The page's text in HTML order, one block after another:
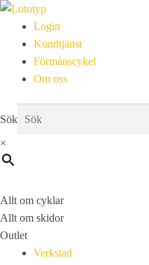
Login
Kundtjänst
Förmånscykel
Om oss
Sök
×
Allt om cyklar
Allt om skidor
Outlet
Verkstad